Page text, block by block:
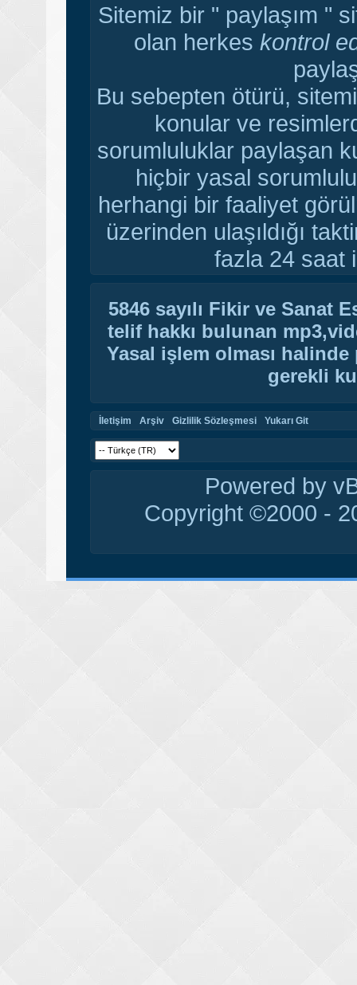
Sitemiz bir " paylaşım "
olan herkes kontrol
Bu sebepten ötürü,
konular ve
sorumluluklar paylaşan
hiçbir yasal
herhangi bir faaliyet
üzerinden ulaşıldığı
fazla 24 saat
5846 sayılı Fikir ve Sanat
telif hakkı bulunan
Yasal işlem olması
gerekli
İletişim Arşiv Gizlilik Sözleşmesi Yukarı Git
Powered by
Copyright ©2000 -